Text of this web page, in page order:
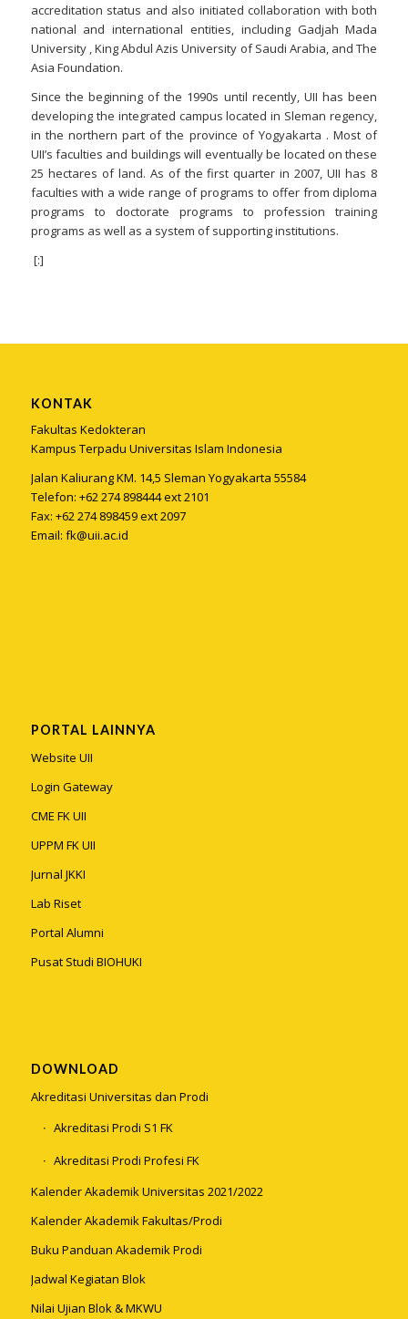
accreditation status and also initiated collaboration with both
national and international entities, including Gadjah Mada
University , King Abdul Azis University of Saudi Arabia, and The
Asia Foundation.
Since the beginning of the 1990s until recently, UII has been
developing the integrated campus located in Sleman regency,
in the northern part of the province of Yogyakarta . Most of
UII’s faculties and buildings will eventually be located on these
25 hectares of land. As of the first quarter in 2007, UII has 8
faculties with a wide range of programs to offer from diploma
programs to doctorate programs to profession training
programs as well as a system of supporting institutions.
[:]
KONTAK
Fakultas Kedokteran
Kampus Terpadu Universitas Islam Indonesia
Jalan Kaliurang KM. 14,5 Sleman Yogyakarta 55584
Telefon: +62 274 898444 ext 2101
Fax: +62 274 898459 ext 2097
Email: fk@uii.ac.id
PORTAL LAINNYA
Website UII
Login Gateway
CME FK UII
UPPM FK UII
Jurnal JKKI
Lab Riset
Portal Alumni
Pusat Studi BIOHUKI
DOWNLOAD
Akreditasi Universitas dan Prodi
Akreditasi Prodi S1 FK
Akreditasi Prodi Profesi FK
Kalender Akademik Universitas 2021/2022
Kalender Akademik Fakultas/Prodi
Buku Panduan Akademik Prodi
Jadwal Kegiatan Blok
Nilai Ujian Blok & MKWU